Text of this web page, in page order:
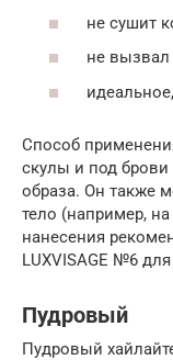
не сушит
не вызвал
Способ
скулы и под
образа. Он также
тело (например,
нанесения
LUXVISAGE №6
Пудровый
Пудровый